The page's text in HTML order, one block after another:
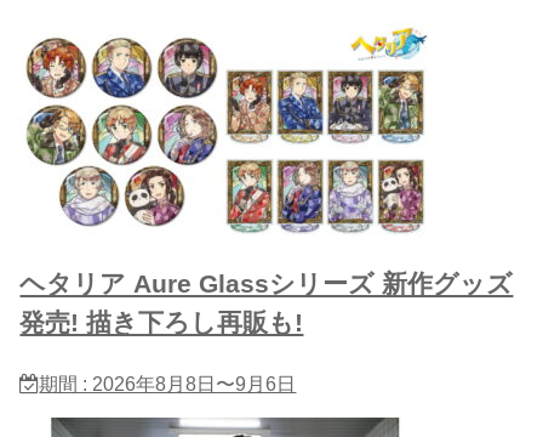
ヘタリア Aure Glassシリーズ 新作グッズ
発売! 描き下ろし再販も!
期間 : 2026年8月8日〜9月6日